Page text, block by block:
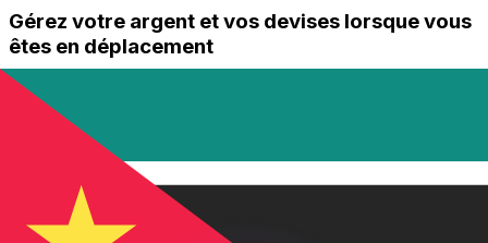
Gérez votre argent et vos devises lorsque vous
êtes en déplacement
L'application Xe réunit toutes les fonctionnalités
nécessaires pour vos transferts d'argent internationaux
et la gestion de vos devises. Convertissez des devises,
programmez des alertes de taux et transférez de
l'argent à l'étranger sans frais cachés. Téléchargez
l'application dès aujourd'hui !